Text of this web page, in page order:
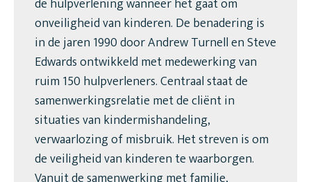
de hulpverlening wanneer het gaat om
onveiligheid van kinderen. De benadering is
in de jaren 1990 door Andrew Turnell en Steve
Edwards ontwikkeld met medewerking van
ruim 150 hulpverleners. Centraal staat de
samenwerkingsrelatie met de cliënt in
situaties van kindermishandeling,
verwaarlozing of misbruik. Het streven is om
de veiligheid van kinderen te waarborgen.